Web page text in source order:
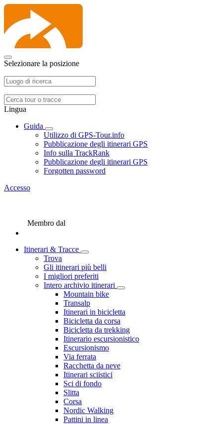
Selezionare la posizione
Lingua
Guida
Utilizzo di GPS-Tour.info
Pubblicazione degli itinerari GPS
Info sulla TrackRank
Pubblicazione degli itinerari GPS
Forgotten password
Accesso
Membro dal
Itinerari & Tracce
Trova
Gli itinerari più belli
I migliori preferiti
Intero archivio itinerari
Mountain bike
Transalp
Itinerari in bicicletta
Bicicletta da corsa
Bicicletta da trekking
Itinerario escursionistico
Escursionismo
Via ferrata
Racchetta da neve
Itinerari sciistici
Sci di fondo
Slitta
Corsa
Nordic Walking
Pattini in linea